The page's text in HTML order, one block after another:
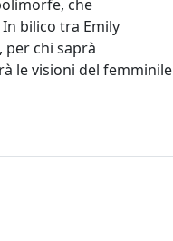
che
bilico tra Emily
per chi saprà
le visioni del femminile